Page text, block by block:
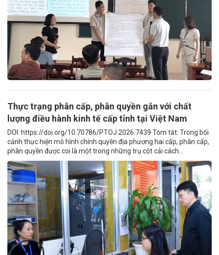
Thực trạng phân cấp, phân quyền gắn với chất
lượng điều hành kinh tế cấp tỉnh tại Việt Nam
DOI: https://doi.org/10.70786/PTOJ.2026.7439 Tóm tắt: Trong bối
cảnh thực hiện mô hình chính quyền địa phương hai cấp, phân cấp,
phân quyền được coi là một trong những trụ cột cải cách...